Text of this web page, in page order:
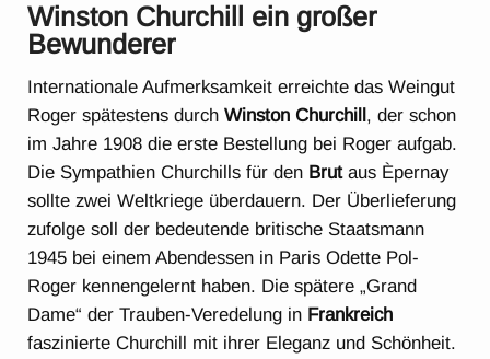
Winston Churchill ein großer
Bewunderer
Internationale Aufmerksamkeit erreichte das Weingut
Roger spätestens durchWinston Churchill, der schon
im Jahre 1908 die erste Bestellung bei Roger aufgab.
Die Sympathien Churchills für den Brutaus Èpernay
sollte zwei Weltkriege überdauern. Der Überlieferung
zufolge soll der bedeutende britische Staatsmann
1945 bei einem Abendessen in Paris Odette Pol-
Roger kennengelernt haben. Die spätere „Grand
Dame“ der Trauben-Veredelung in Frankreich
faszinierte Churchill mit ihrer Eleganz und Schönheit.